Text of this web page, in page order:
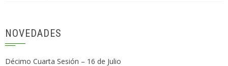
NOVEDADES
Décimo Cuarta Sesión – 16 de Julio